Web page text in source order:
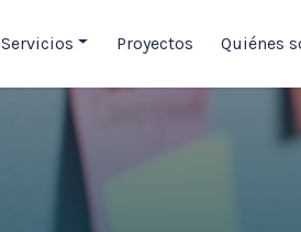
Servicios Proyectos Quiénes